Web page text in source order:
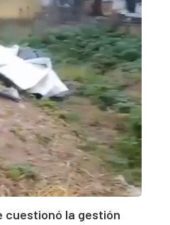
cuestionó la gestión